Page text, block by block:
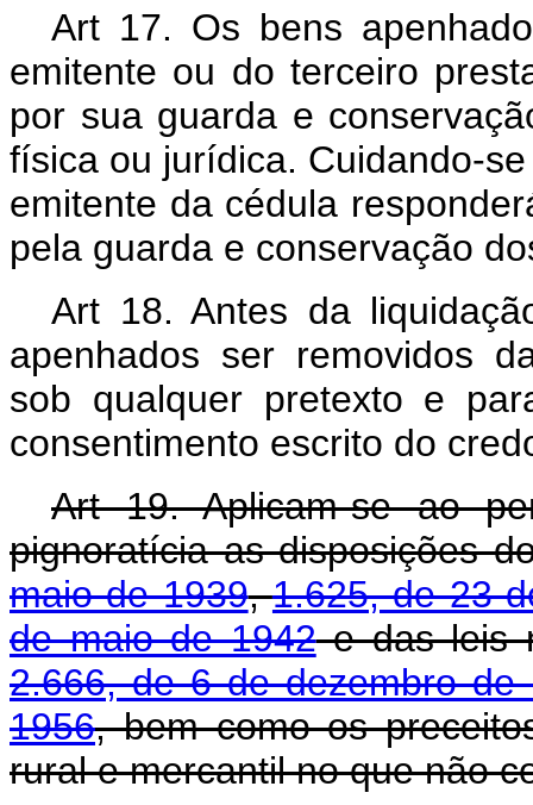
Art 17. Os bens
emitente ou do terceiro
por sua guarda e
física ou jurídica. Cuidando-
emitente da cédula
pela guarda e conservação
Art 18. Antes da
apenhados ser removidos
sob qualquer pretexto e
consentimento escrito do
Art 19. Aplicam-se ao
pignoratícia as disposições
maio de 1939,1.625, de 23
de maio de 1942e das leis
2.666, de 6 de dezembro de
1956, bem como os
rural e mercantil no que não